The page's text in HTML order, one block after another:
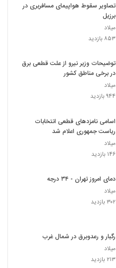
تصاویر سقوط هواپیمای مسافربری در
برزیل
میلاد
۸۵۳ بازدید
توضیحات وزیر نیرو از علت قطعی برق
در برخی مناطق کشور
میلاد
۹۴۴ بازدید
اسامی نامزدهای قطعی انتخابات
ریاست جمهوری اعلام شد
میلاد
۱۴۶ بازدید
دمای امروز تهران - ۳۴ درجه
میلاد
۳۰۲ بازدید
رگبار و رعدوبرق در شمال غرب
میلاد
۲۱۳ بازدید